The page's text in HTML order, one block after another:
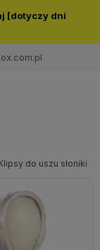
[dotyczy dni
oferty lub
do uszu słoniki z